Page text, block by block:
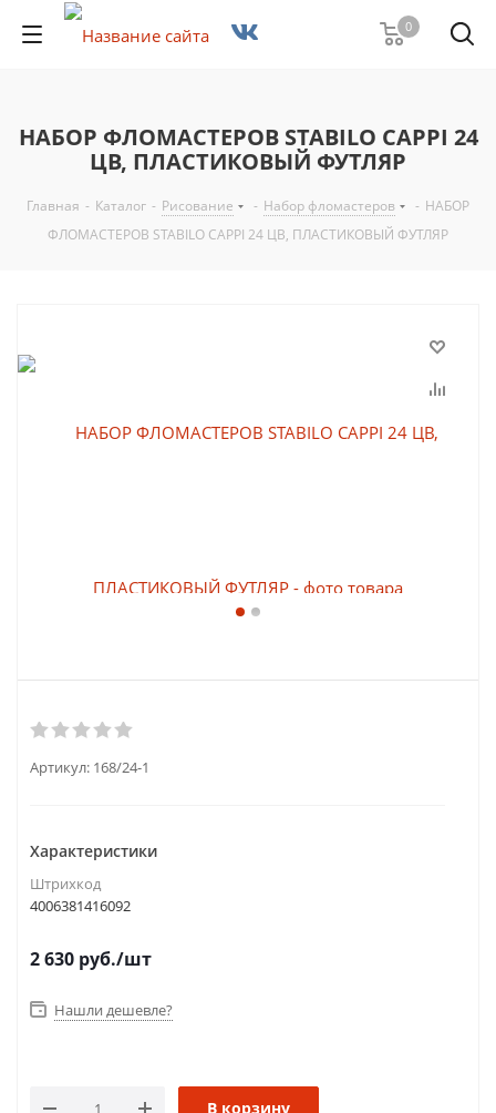
0
НАБОР ФЛОМАСТЕРОВ STABILO CAPPI 24
ЦВ, ПЛАСТИКОВЫЙ ФУТЛЯР
Главная - Каталог - Рисование - Набор фломастеров - НАБОР
ФЛОМАСТЕРОВ STABILO CAPPI 24 ЦВ, ПЛАСТИКОВЫЙ ФУТЛЯР
Артикул: 168/24-1
Характеристики
Штрихкод
4006381416092
2 630 руб./шт
Нашли дешевле?
В корзину